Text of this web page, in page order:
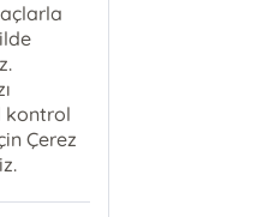
kontrol
Çerez